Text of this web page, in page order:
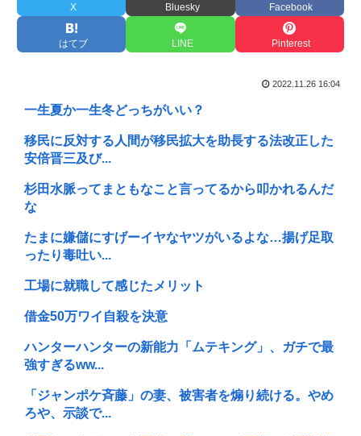
X Bluesky Facebook
はてブ LINE Pinterest
2022.11.26 16:04
一生夏か一生冬どっちがいい？
移民に反対する人間が移民拡大を助長する法改正した
安倍晋三及び...
杉田水脈ってまともなこと言ってるから叩かれるんだ
な
たまに嫌儲にすげーイヤなヤツがいるよな…揚げ足取
ったり毒吐い...
工場に就職して感じたメリット
借金50万ワイ自殺を決意
ハンターハンターの新能力「ムテキング」、ガチで最
強すぎるww...
「ジャンポケ斉藤」の妻、被害者を煽り続ける。やめ
ろや、示談で...